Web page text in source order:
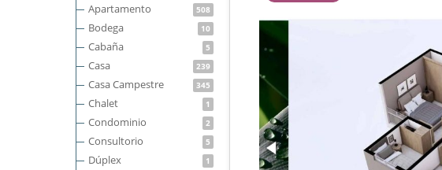
Apartamento 508
Bodega 10
Cabaña 5
Casa 239
Casa Campestre 345
Chalet 1
Condominio 2
Consultorio 5
Dúplex 1